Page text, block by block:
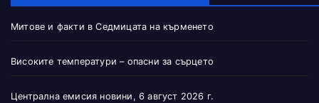
Митове и факти в Седмицата на кърменето
Високите температури – опасни за сърцето
Централна емисия новини, 6 август 2026 г.